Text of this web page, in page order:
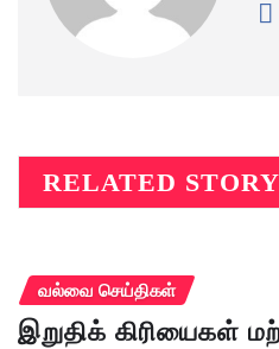
RELATED STORY
வல்வை செய்திகள்
இறுதிக் கிரியைகள்